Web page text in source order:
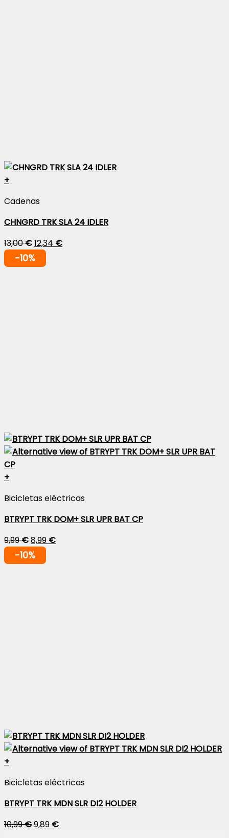
+
Cadenas
CHNGRD TRK SLA 24 IDLER
13,00€12,34 €
-10%
+
Bicicletas eléctricas
BTRYPT TRK DOM+ SLR UPR BAT CP
9,99€8,99 €
-10%
+
Bicicletas eléctricas
BTRYPT TRK MDN SLR DI2 HOLDER
10,99€9,89 €